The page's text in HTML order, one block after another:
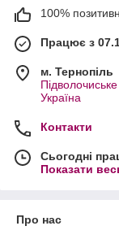
100%
Працює з
м. Тернопіль
Україна
Контакти
Сьогодні
Показати
Про нас